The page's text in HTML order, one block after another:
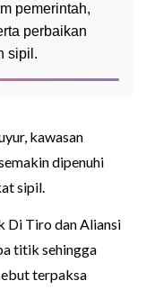
pemerintah,
perbaikan
sipil.
kawasan
dipenuhi
sipil.
Di Tiro dan Aliansi
titik sehingga
terpaksa